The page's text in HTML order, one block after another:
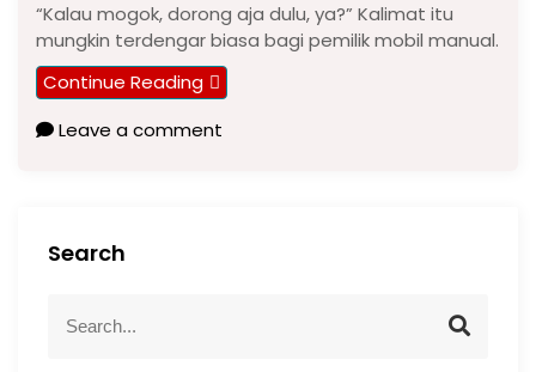
“Kalau mogok, dorong aja dulu, ya?” Kalimat itu
mungkin terdengar biasa bagi pemilik mobil manual.
Continue Reading
Leave a comment
Search